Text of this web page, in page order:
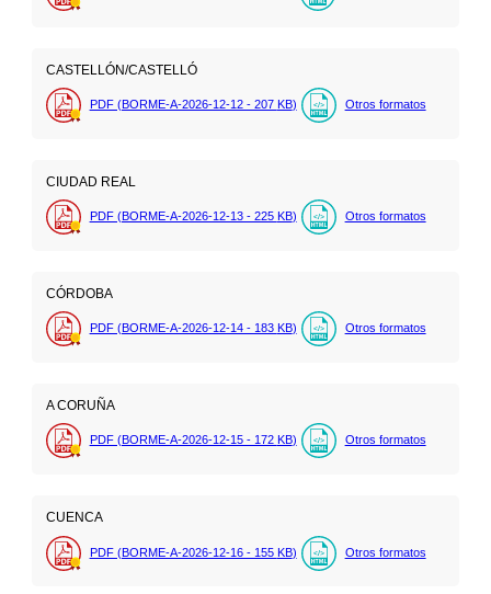
CASTELLÓN/CASTELLÓ
PDF (BORME-A-2026-12-12 - 207 KB) Otros formatos
CIUDAD REAL
PDF (BORME-A-2026-12-13 - 225 KB) Otros formatos
CÓRDOBA
PDF (BORME-A-2026-12-14 - 183 KB) Otros formatos
A CORUÑA
PDF (BORME-A-2026-12-15 - 172 KB) Otros formatos
CUENCA
PDF (BORME-A-2026-12-16 - 155 KB) Otros formatos